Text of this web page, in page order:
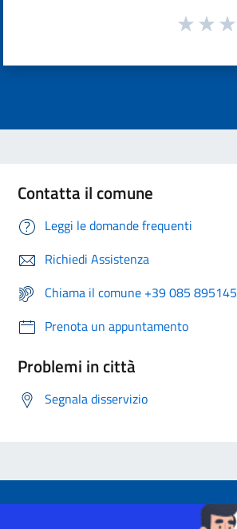
Contatta il comune
Leggi le domande frequenti
Richiedi Assistenza
Chiama il comune +39 085 895145
Prenota un appuntamento
Problemi in città
Segnala disservizio